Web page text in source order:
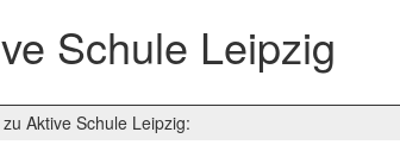
Schule Leipzig
Aktive Schule Leipzig: